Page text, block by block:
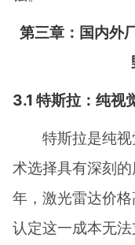
第三章：国内外
3.1 特斯拉：纯视
特斯拉是纯
术选择具有深刻
年，激光雷达价
认定这一成本无